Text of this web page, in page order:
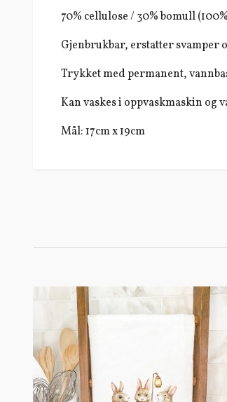
70% cellulose / 30% bomull
Gjenbrukbar, erstatter svamper
Trykket med permanent,
Kan vaskes i oppvaskmaskin og
Mål: 17cm x 19cm